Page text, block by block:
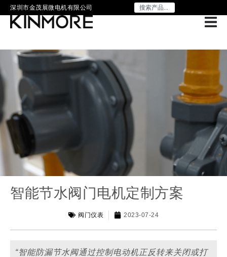
深圳市金茂展微电机有限公司
智能节水阀门电机定制方案
阀门仪表 2023-07-24
“智能防漏节水阀通过控制电动机正反转来关闭或打